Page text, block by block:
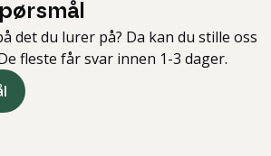
det du lurer på? Da kan du stille oss
fleste får svar innen 1-3 dager.